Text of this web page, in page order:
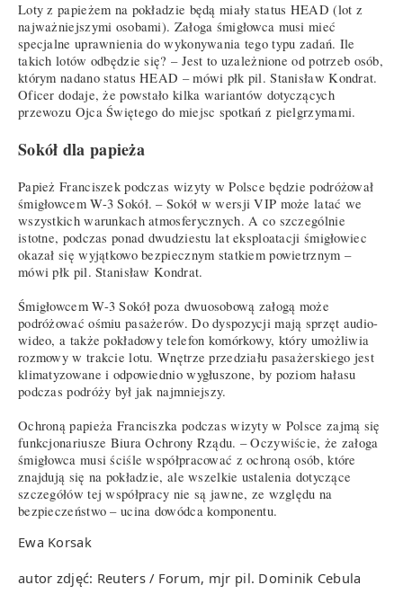
Loty z papieżem na pokładzie będą miały status HEAD (lot z
najważniejszymi osobami). Załoga śmigłowca musi mieć
specjalne uprawnienia do wykonywania tego typu zadań. Ile
takich lotów odbędzie się? – Jest to uzależnione od potrzeb osób,
którym nadano status HEAD – mówi płk pil. Stanisław Kondrat.
Oficer dodaje, że powstało kilka wariantów dotyczących
przewozu Ojca Świętego do miejsc spotkań z pielgrzymami.
Sokół dla papieża
Papież Franciszek podczas wizyty w Polsce będzie podróżował
śmigłowcem W-3 Sokół. – Sokół w wersji VIP może latać we
wszystkich warunkach atmosferycznych. A co szczególnie
istotne, podczas ponad dwudziestu lat eksploatacji śmigłowiec
okazał się wyjątkowo bezpiecznym statkiem powietrznym –
mówi płk pil. Stanisław Kondrat.
Śmigłowcem W-3 Sokół poza dwuosobową załogą może
podróżować ośmiu pasażerów. Do dyspozycji mają sprzęt audio-
wideo, a także pokładowy telefon komórkowy, który umożliwia
rozmowy w trakcie lotu. Wnętrze przedziału pasażerskiego jest
klimatyzowane i odpowiednio wygłuszone, by poziom hałasu
podczas podróży był jak najmniejszy.
Ochroną papieża Franciszka podczas wizyty w Polsce zajmą się
funkcjonariusze Biura Ochrony Rządu. – Oczywiście, że załoga
śmigłowca musi ściśle współpracować z ochroną osób, które
znajdują się na pokładzie, ale wszelkie ustalenia dotyczące
szczegółów tej współpracy nie są jawne, ze względu na
bezpieczeństwo – ucina dowódca komponentu.
Ewa Korsak
autor zdjęć: Reuters / Forum, mjr pil. Dominik Cebula